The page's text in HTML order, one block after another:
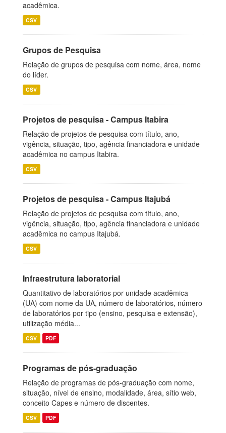
acadêmica.
CSV
Grupos de Pesquisa
Relação de grupos de pesquisa com nome, área, nome
do líder.
CSV
Projetos de pesquisa - Campus Itabira
Relação de projetos de pesquisa com título, ano,
vigência, situação, tipo, agência financiadora e unidade
acadêmica no campus Itabira.
CSV
Projetos de pesquisa - Campus Itajubá
Relação de projetos de pesquisa com título, ano,
vigência, situação, tipo, agência financiadora e unidade
acadêmica no campus Itajubá.
CSV
Infraestrutura laboratorial
Quantitativo de laboratórios por unidade acadêmica
(UA) com nome da UA, número de laboratórios, número
de laboratórios por tipo (ensino, pesquisa e extensão),
utilização média...
CSV PDF
Programas de pós-graduação
Relação de programas de pós-graduação com nome,
situação, nível de ensino, modalidade, área, sítio web,
conceito Capes e número de discentes.
CSV PDF